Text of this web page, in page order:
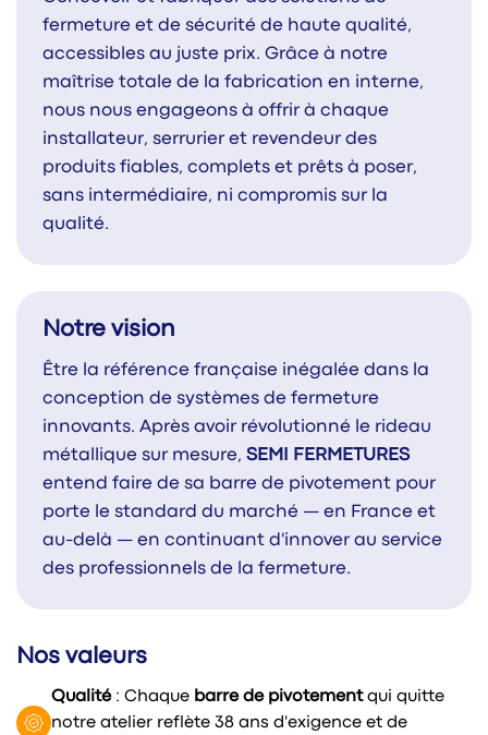
fermeture et de sécurité de haute qualité,
accessibles au juste prix. Grâce à notre
maîtrise totale de la fabrication en interne,
nous nous engageons à offrir à chaque
installateur, serrurier et revendeur des
produits fiables, complets et prêts à poser,
sans intermédiaire, ni compromis sur la
qualité.
Notre vision
Être la référence française inégalée dans la
conception de systèmes de fermeture
innovants. Après avoir révolutionné le rideau
métallique sur mesure, SEMI FERMETURES
entend faire de sa barre de pivotement pour
porte le standard du marché — en France et
au-delà — en continuant d'innover au service
des professionnels de la fermeture.
Nos valeurs
Qualité: Chaque barre de pivotementqui quitte
notre atelier reflète 38 ans d'exigence et de